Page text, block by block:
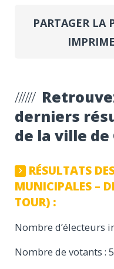
PARTAGER LA
derniers
de la ville de
RÉSULTATS
MUNICIPALES –
TOUR) :
Nombre d’électeurs
Nombre de votants :